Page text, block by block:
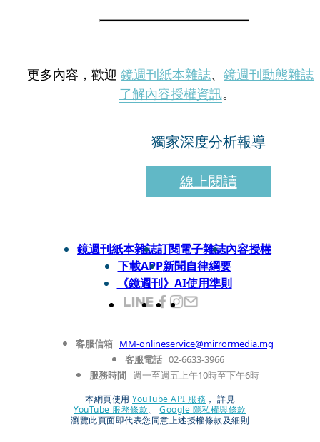
更多內容，歡迎 鏡週刊紙本雜誌、 鏡週刊動態雜誌
了解內容授權資訊。
獨家深度分析報導
線上閱讀
鏡週刊紙本雜誌訂閱電子雜誌內容授權
下載APP新聞自律綱要
《鏡週刊》AI使用準則
客服信箱 MM-onlineservice@mirrormedia.mg
客服電話 02-6633-3966
服務時間 週一至週五上午10時至下午6時
本網頁使用 YouTube API 服務 ， 詳見
YouTube 服務條款、
Google 隱私權與條款
瀏覽此頁面即代表您同意上述授權條款及細則